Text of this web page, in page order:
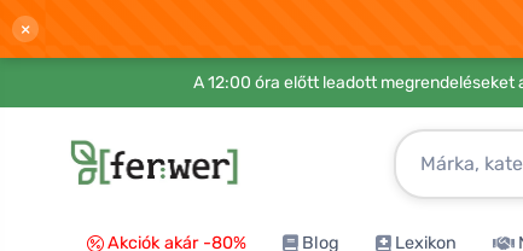
×
A 12:00 óra előtt leadott megrendeléseket
Akciók akár -80% Blog Lexikon